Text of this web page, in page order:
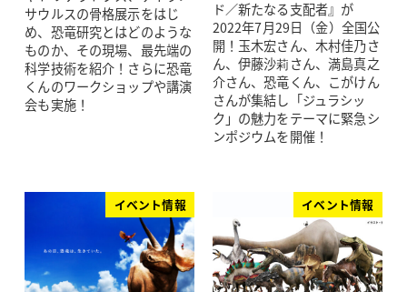
サウルスの骨格展示をはじ
め、恐竜研究とはどのような
ものか、その現場、最先端の
科学技術を紹介！さらに恐竜
くんのワークショップや講演
会も実施！
ド／新たなる支配者』が
2022年7月29日（金）全国公
開！玉木宏さん、木村佳乃さ
ん、伊藤沙莉さん、満島真之
介さん、恐竜くん、こがけん
さんが集結し「ジュラシッ
ク」の魅力をテーマに緊急シ
ンポジウムを開催！
イベント情報 イベント情報